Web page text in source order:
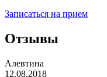
Записаться на прием
Отзывы
Алевтина
12.08.2018